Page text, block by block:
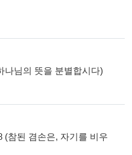
나님의 뜻을 분별합시다)
(참된 겸손은, 자기를 비우